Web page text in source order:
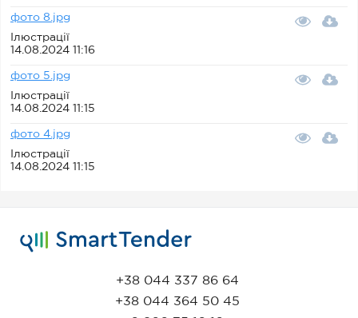
фото 8.jpg
Ілюстрації
14.08.2024 11:16
фото 5.jpg
Ілюстрації
14.08.2024 11:15
фото 4.jpg
Ілюстрації
14.08.2024 11:15
+38 044 337 86 64
+38 044 364 50 45